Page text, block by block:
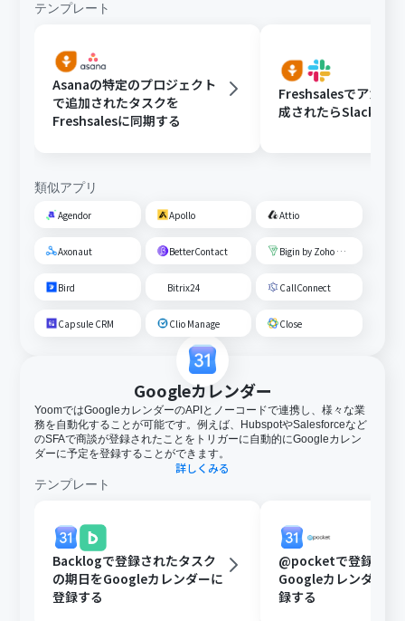
テンプレート
Asanaの特定のプロジェクト
で追加されたタスクを
Freshsalesに同期する
Freshsalesでアカウ
成されたらSlackに通
類似アプリ
Agendor Apollo Attio
Axonaut BetterContact Bigin by Zoho CRM
Bird Bitrix24 CallConnect
Capsule CRM Clio Manage Close
Googleカレンダー
YoomではGoogleカレンダーのAPIとノーコードで連携し、様々な業
務を自動化することが可能です。例えば、HubspotやSalesforceなど
のSFAで商談が登録されたことをトリガーに自動的にGoogleカレン
ダーに予定を登録することができます。
詳しくみる
テンプレート
Backlogで登録されたタスク
の期日をGoogleカレンダーに
登録する
@pocketで登録され
Googleカレンダーに
録する